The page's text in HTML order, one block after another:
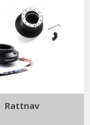
Rattnav